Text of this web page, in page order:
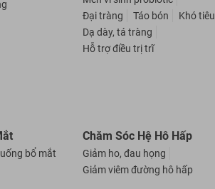
Đại tràng
Táo bón
Khó tiêu
Dạ dày, tá tràng
Hỗ trợ điều trị trĩ
bổ mắt
Chăm Sóc Hệ Hô Hấp
Giảm ho, đau họng
Giảm viêm đường hô hấp